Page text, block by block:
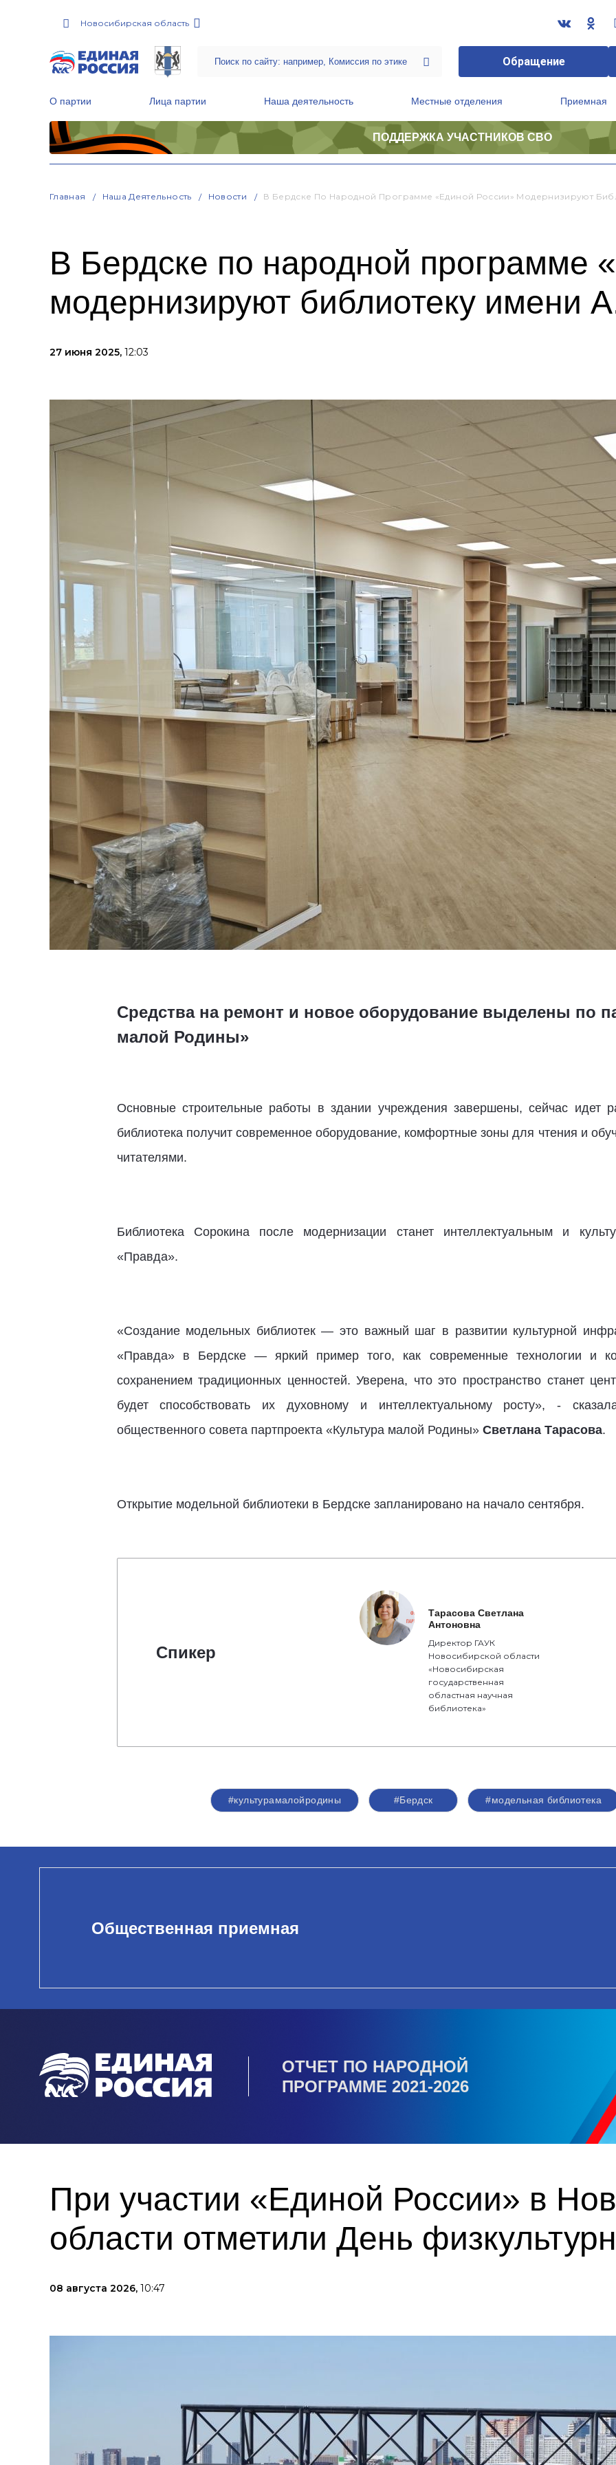
Новосибирская область
Обращение
О партии Лица партии Наша деятельность Местные отделения Приемная
ПОДДЕРЖКА УЧАСТНИКОВ СВО
Главная Наша Деятельность Новости В Бердске По Народной Программе «Единой России» Модернизируют
В Бердске по народной программе
модернизируют библиотеку имени
27 июня 2025, 12:03
Средства на ремонт и новое оборудование выделены по
малой Родины»
Основные строительные работы в здании учреждения завершены, сейчас идет
библиотека получит современное оборудование, комфортные зоны для чтения и
читателями.
Библиотека Сорокина после модернизации станет интеллектуальным и
«Правда».
«Создание модельных библиотек — это важный шаг в развитии культурной
«Правда» в Бердске — яркий пример того, как современные технологии и
сохранением традиционных ценностей. Уверена, что это пространство станет
будет способствовать их духовному и интеллектуальному росту», -
общественного совета партпроекта «Культура малой Родины» Светлана Тарасова.
Открытие модельной библиотеки в Бердске запланировано на начало сентября.
Спикер
Тарасова Светлана
Антоновна
Директор ГАУК
Новосибирской области
«Новосибирская
государственная
областная научная
библиотека»
#культурамалойродины #Бердск #модельная библиотека
Общественная приемная
ОТЧЕТ ПО НАРОДНОЙ
ПРОГРАММЕ 2021-2026
При участии «Единой России» в
области отметили День
08 августа 2026, 10:47